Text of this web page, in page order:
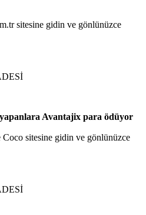
sitesine gidin ve gönlünüzce
Avantajix para ödüyor
Coco sitesine gidin ve gönlünüzce